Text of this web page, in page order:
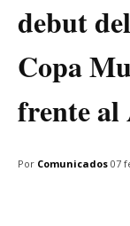
debut
Copa
frente
Por Comunicados 07